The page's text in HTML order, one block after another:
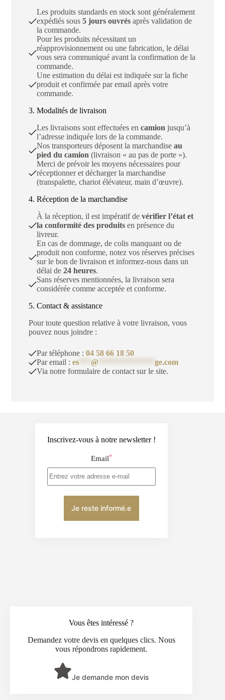
Les produits standards en stock sont généralement
expédiés sous5 jours ouvrés après validation de
la commande.
Pour les produits nécessitant un
réapprovisionnement ou une fabrication, le délai
vous sera communiqué avant la confirmation de la
commande.
Une estimation du délai est indiquée sur la fiche
produit et confirmée par email après votre
commande.
3. Modalités de livraison
Les livraisons sont effectuées encamion jusqu’à
l’adresse indiquée lors de la commande.
Nos transporteurs déposent la marchandiseau
pied du camion (livraison « au pas de porte »).
Merci de prévoir les moyens nécessaires pour
réceptionner et décharger la marchandise
(transpalette, chariot élévateur, main d’œuvre).
4. Réception de la marchandise
À la réception, il est impératif devérifier l’état et
la conformité des produits en présence du
livreur.
En cas de dommage, de colis manquant ou de
produit non conforme, notez vos réserves précises
sur le bon de livraison et informez-nous dans un
délai de24 heures.
Sans réserves mentionnées, la livraison sera
considérée comme acceptée et conforme.
5. Contact & assistance
Pour toute question relative à votre livraison, vous
pouvez nous joindre :
Par téléphone :04 58 66 18 50
Par email :es @ **************ge.com
Via notre formulaire de contact sur le site.
Inscrivez-vous à notre newsletter !
Email*
Vous êtes intéressé ?
Demandez votre devis en quelques clics. Nous
vous répondrons rapidement.
Je demande mon devis